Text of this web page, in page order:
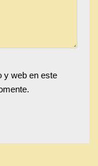
y web en este